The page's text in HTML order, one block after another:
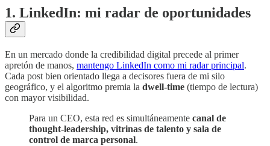
1. LinkedIn: mi radar de oportunidades
En un mercado donde la credibilidad digital precede al primer
apretón de manos, mantengo LinkedIn como mi radar principal.
Cada post bien orientado llega a decisores fuera de mi silo
geográfico, y el algoritmo premia la dwell-time (tiempo de lectura)
con mayor visibilidad.
Para un CEO, esta red es simultáneamente canal de
thought-leadership, vitrinas de talento y sala de
control de marca personal.